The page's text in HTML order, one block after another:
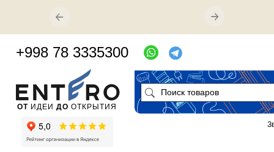
ОТ ИДЕИ ДО ОТКРЫТИЯ
+998 78 3335300